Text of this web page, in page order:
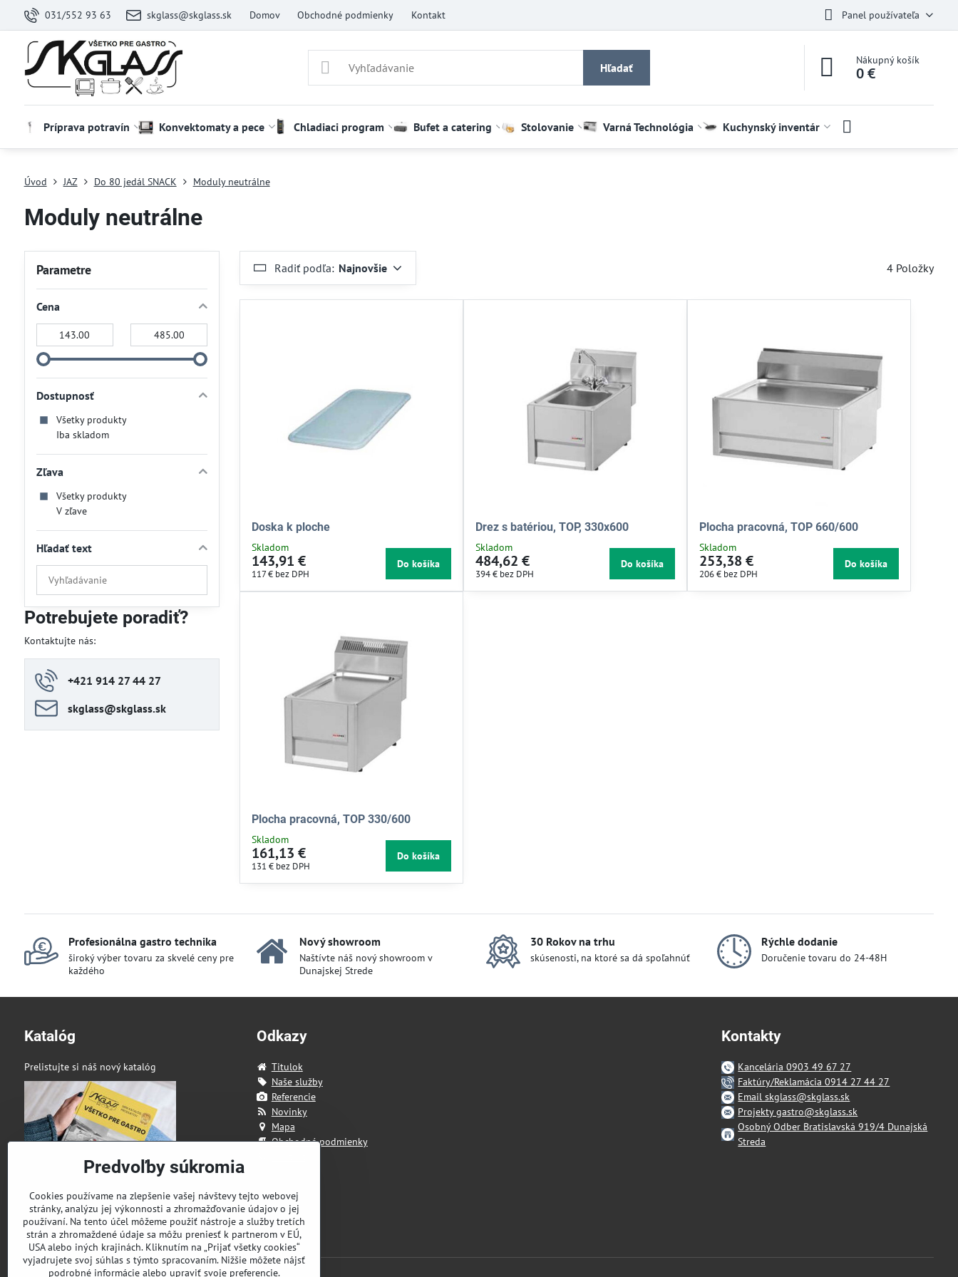
031/552 93 63 skglass@skglass.sk Domov Obchodné podmienky Kontakt Panel používateľa
Hľadať
Nákupný košík
0 €
Príprava potravín Konvektomaty a pece Chladiaci program Bufet a catering Stolovanie Varná Technológia Kuchynský inventár
Úvod JAZ Do 80 jedál SNACK Moduly neutrálne
Moduly neutrálne
Radiť podľa: Najnovšie 4 Položky
Doska k ploche
Skladom
143,91 €
117 € bez DPH
Do košíka
Drez s batériou, TOP, 330x600
Skladom
484,62 €
394 € bez DPH
Do košíka
Plocha pracovná, TOP 660/600
Skladom
253,38 €
206 € bez DPH
Do košíka
Plocha pracovná, TOP 330/600
Skladom
161,13 €
131 € bez DPH
Do košíka
Parametre
Cena
Dostupnosť
Všetky produkty
Iba skladom
Zľava
Všetky produkty
V zľave
Hľadať text
Prehľadať
výsledky
filtra
fulltextom
Potrebujete poradiť?
Kontaktujte nás:
+421 914 27 44 27
skglass​@skglass​.sk
Profesionálna gastro technika
široký výber tovaru za skvelé ceny pre
každého
Nový showroom
Naštívte náš nový showroom v
Dunajskej Strede
30 Rokov na trhu
skúsenosti, na ktoré sa dá spoľahnúť
Rýchle dodanie
Doručenie tovaru do 24-48H
Katalóg
Prelistujte si náš nový katalóg
Odkazy
Titulok
Naše služby
Referencie
Novinky
Mapa
Obchodné podmienky
Kontakty
Kancelária 0903 49 67 27
Faktúry/Reklamácia 0914 27 44 27
Email skglass@skglass.sk
Projekty gastro@skglass.sk
Osobný Odber Bratislavská 919/4 Dunajská
Streda
Predvoľby súkromia
Cookies používame na zlepšenie vašej návštevy tejto webovej
stránky, analýzu jej výkonnosti a zhromažďovanie údajov o jej
používaní. Na tento účel môžeme použiť nástroje a služby tretích
strán a zhromaždené údaje sa môžu preniesť k partnerom v EÚ,
USA alebo iných krajinách. Kliknutím na „Prijať všetky cookies“
vyjadrujete svoj súhlas s týmto spracovaním. Nižšie môžete nájsť
podrobné informácie alebo upraviť svoje preferencie.